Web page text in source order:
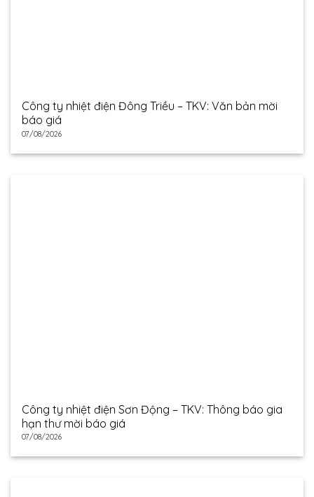
Công ty nhiệt điện Đông Triều – TKV: Văn bản mời
báo giá
07/08/2026
Công ty nhiệt điện Sơn Động – TKV: Thông báo gia
hạn thư mời báo giá
07/08/2026